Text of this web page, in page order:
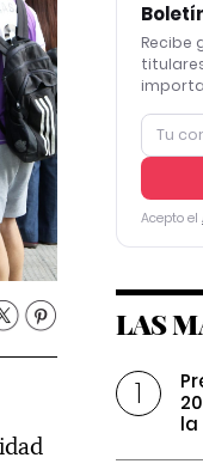
Recibe
Acepto el
LAS
la